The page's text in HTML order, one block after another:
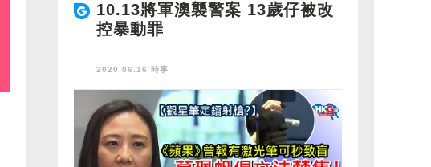
10.13將軍澳襲警案 13歲仔被改
控暴動罪
2020.06.16 時事